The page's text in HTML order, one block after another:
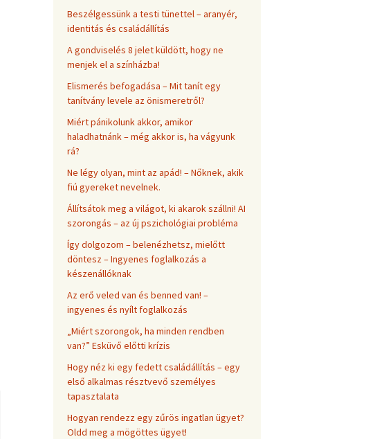
Beszélgessünk a testi tünettel – aranyér,
identitás és családállítás
A gondviselés 8 jelet küldött, hogy ne
menjek el a színházba!
Elismerés befogadása – Mit tanít egy
tanítvány levele az önismeretről?
Miért pánikolunk akkor, amikor
haladhatnánk – még akkor is, ha vágyunk
rá?
Ne légy olyan, mint az apád! – Nőknek, akik
fiú gyereket nevelnek.
Állítsátok meg a világot, ki akarok szállni! AI
szorongás – az új pszichológiai probléma
Így dolgozom – belenézhetsz, mielőtt
döntesz – Ingyenes foglalkozás a
készenállóknak
Az erő veled van és benned van! –
ingyenes és nyílt foglalkozás
„Miért szorongok, ha minden rendben
van?” Esküvő előtti krízis
Hogy néz ki egy fedett családállítás – egy
első alkalmas résztvevő személyes
tapasztalata
Hogyan rendezz egy zűrös ingatlan ügyet?
Oldd meg a mögöttes ügyet!